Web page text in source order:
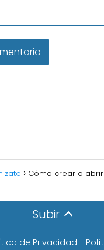
Cómo crear o
Subir
de Privacidad